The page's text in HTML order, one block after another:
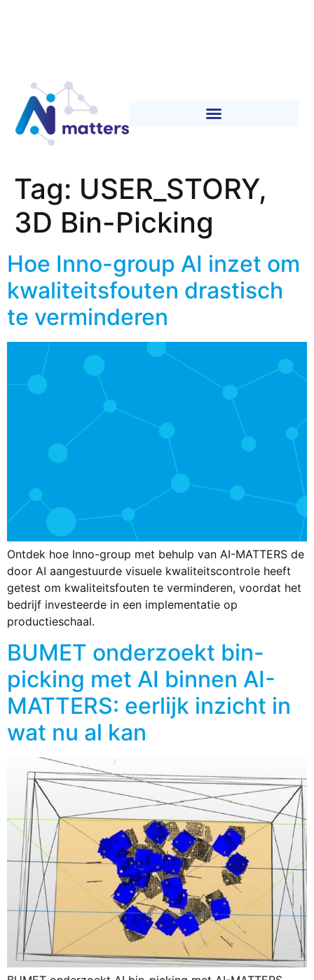
Tag: USER_STORY,
3D Bin-Picking
Hoe Inno-group AI inzet om
kwaliteitsfouten drastisch
te verminderen
Ontdek hoe Inno-group met behulp van AI-MATTERS de
door AI aangestuurde visuele kwaliteitscontrole heeft
getest om kwaliteitsfouten te verminderen, voordat het
bedrijf investeerde in een implementatie op
productieschaal.
BUMET onderzoekt bin-
picking met AI binnen AI-
MATTERS: eerlijk inzicht in
wat nu al kan